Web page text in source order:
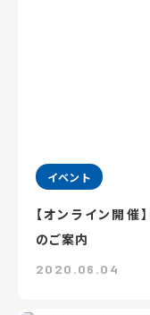
イベント
【オンライン開
のご案内
2020.06.04